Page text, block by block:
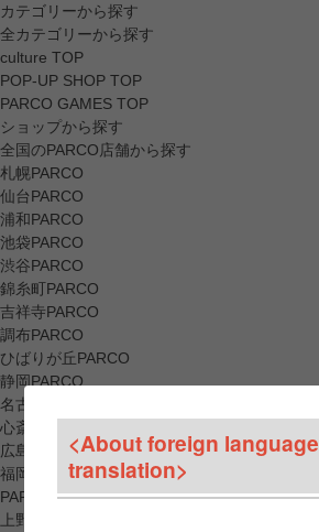
カテゴリーから探す
全カテゴリーから探す
culture TOP
POP-UP SHOP TOP
PARCO GAMES TOP
ショップから探す
全国のPARCO店舗から探す
札幌PARCO
仙台PARCO
浦和PARCO
池袋PARCO
渋谷PARCO
錦糸町PARCO
吉祥寺PARCO
調布PARCO
ひばりが丘PARCO
静岡PARCO
名古屋PARCO
心斎橋PARCO
広島PARCO
福岡PARCO
PARCO_ya
上野
<About foreign language
translation>